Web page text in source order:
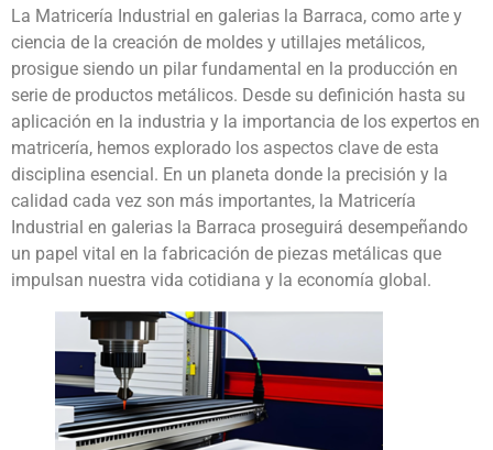
La Matricería Industrial en galerias la Barraca, como arte y
ciencia de la creación de moldes y utillajes metálicos,
prosigue siendo un pilar fundamental en la producción en
serie de productos metálicos. Desde su definición hasta su
aplicación en la industria y la importancia de los expertos en
matricería, hemos explorado los aspectos clave de esta
disciplina esencial. En un planeta donde la precisión y la
calidad cada vez son más importantes, la Matricería
Industrial en galerias la Barraca proseguirá desempeñando
un papel vital en la fabricación de piezas metálicas que
impulsan nuestra vida cotidiana y la economía global.